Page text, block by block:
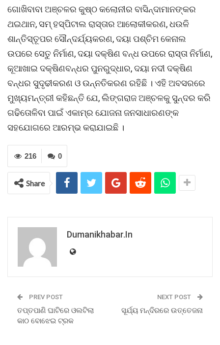
ଗୋଖିବାବା ଅଞ୍ଚଳର କୁଷ୍ଠ କଲୋନୀର ବାସିନ୍ଦାମାନଙ୍କର
ଥଇଥାନ, ସମ୍‌ ହସ୍‌ପିଟାଲ ରାସ୍ତାର ଆଲୋକୀକରଣ, ଧଉଳି
ଶାନ୍ତିସ୍ତୂପର ସୌନ୍ଦର୍ଯ୍ୟକରଣ, ଦୟା ପଶ୍ଚିମ କେନାଲ
ଉପରେ ସେତୁ ନିର୍ମାଣ, ଦୟା ଦକ୍ଷିଣ ବନ୍ଧ ଉପରେ ରାସ୍ତା ନିର୍ମାଣ,
କୂଆଖାଇ ଦକ୍ଷିଣବନ୍ଧର ପୁନରୁଦ୍ଧାର, ଦୟା ନଦୀ ଦକ୍ଷିଣ
ବନ୍ଧର ସୁଦୃଢୀକରଣ ଓ ଉନ୍ନତିକରଣ ରହିଛି । ଏହି ଅବସରରେ
ମୁଖ୍ୟମନ୍ତ୍ରୀ କହିଛନ୍ତି ଯେ, ଲିଙ୍ଗରାଜ ଅଞ୍ଚଳକୁ ସୁନ୍ଦର କରି
ଗଢିତୋଳିବା ପାଇଁ ଏକାମ୍ର ଯୋଜନା ଜନସାଧାରଣଙ୍କ
ସହଯୋଗରେ ଆରମ୍ଭ କରାଯାଇଛି ।
0
216
Share
Dumanikhabar.in
PREV POST
ତପ୍ତପାଣି ଘାଟିରେ ଓଲଟିଲା
କାଠ ବୋଝେଇ ଟ୍ରକ
NEXT POST
ସୂର୍ଯ୍ୟ ମନ୍ଦିରରେ ଉତ୍ତେଜନା